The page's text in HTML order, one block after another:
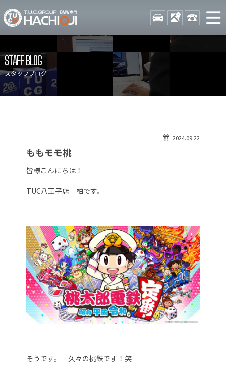
TUCグループ BMW専門 八
STOCK ACCESS 042-
ニュース
在庫リスト
目玉車両一覧
保証＆サービス
アクセスマップ
自動車保険
STAFF BLOG
スタッフブログ
2024.09.22
ももモモ桃
皆様こんにちは！
TUC八王子店 柏です。
そうです。 久々の桃鉄です！笑